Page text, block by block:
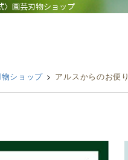
〉園芸刃物ショップ
ショップ アルスからのお便り